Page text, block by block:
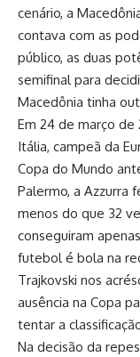
cenário, a
contava com as
público, as duas
semifinal para
Macedônia tinha
Em 24 de março
Itália, campeã da
Copa do Mundo
Palermo, a Azzurra
menos do que 32
conseguiram
futebol é bola na
Trajkovski nos
ausência na Copa
tentar a
Na decisão da